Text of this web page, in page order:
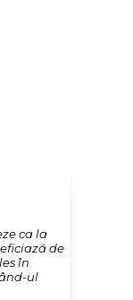
ca la
de
în
ul